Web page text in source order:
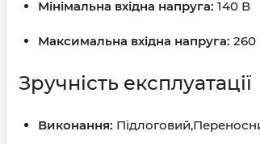
Мінімальна вхідна напруга: 140 В
Максимальна вхідна напруга: 260
Зручність експлуатації
Виконання: